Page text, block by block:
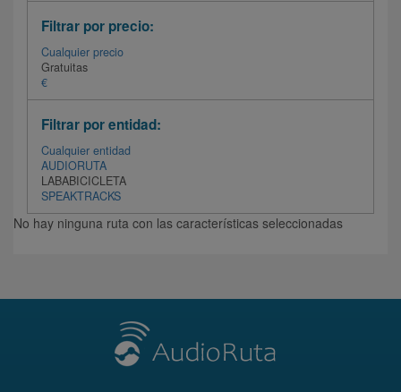
Filtrar por precio:
Cualquier precio
Gratuitas
€
Filtrar por entidad:
Cualquier entidad
AUDIORUTA
LABABICICLETA
SPEAKTRACKS
No hay ninguna ruta con las características seleccionadas